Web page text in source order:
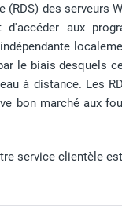
des serveurs
aux
le biais desquels
à distance. Les
bon marché aux
service clientèle